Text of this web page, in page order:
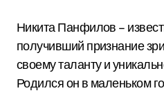
Никита Панфилов –
получивший признание
своему таланту и
Родился он в маленьком